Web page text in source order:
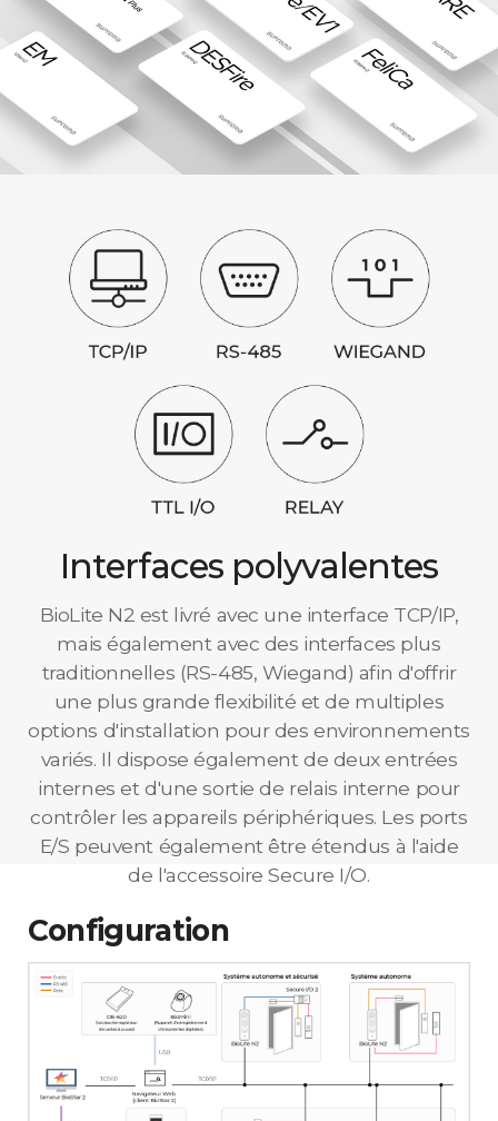
Interfaces polyvalentes
BioLite N2 est livré avec une interface TCP/IP,
mais également avec des interfaces plus
traditionnelles (RS-485, Wiegand) afin d'offrir
une plus grande flexibilité et de multiples
options d'installation pour des environnements
variés. Il dispose également de deux entrées
internes et d'une sortie de relais interne pour
contrôler les appareils périphériques. Les ports
E/S peuvent également être étendus à l'aide
de l'accessoire Secure I/O.
Configuration